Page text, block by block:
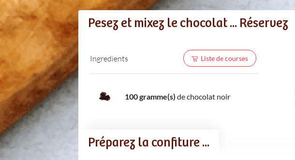
Pesez et mixez le chocolat ... Réservez
Ingredients Liste de courses
100 gramme(s) de chocolat noir
Préparez la confiture ...